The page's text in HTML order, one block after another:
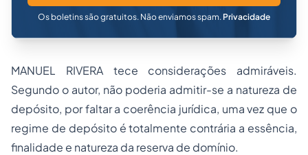
Os boletins são gratuitos. Não enviamos spam. Privacidade
MANUEL RIVERA tece considerações admiráveis.
Segundo o autor, não poderia admitir-se a natureza de
depósito, por faltar a coerência jurídica, uma vez que o
regime de depósito é totalmente contrária a essência,
finalidade e natureza da reserva de domínio.